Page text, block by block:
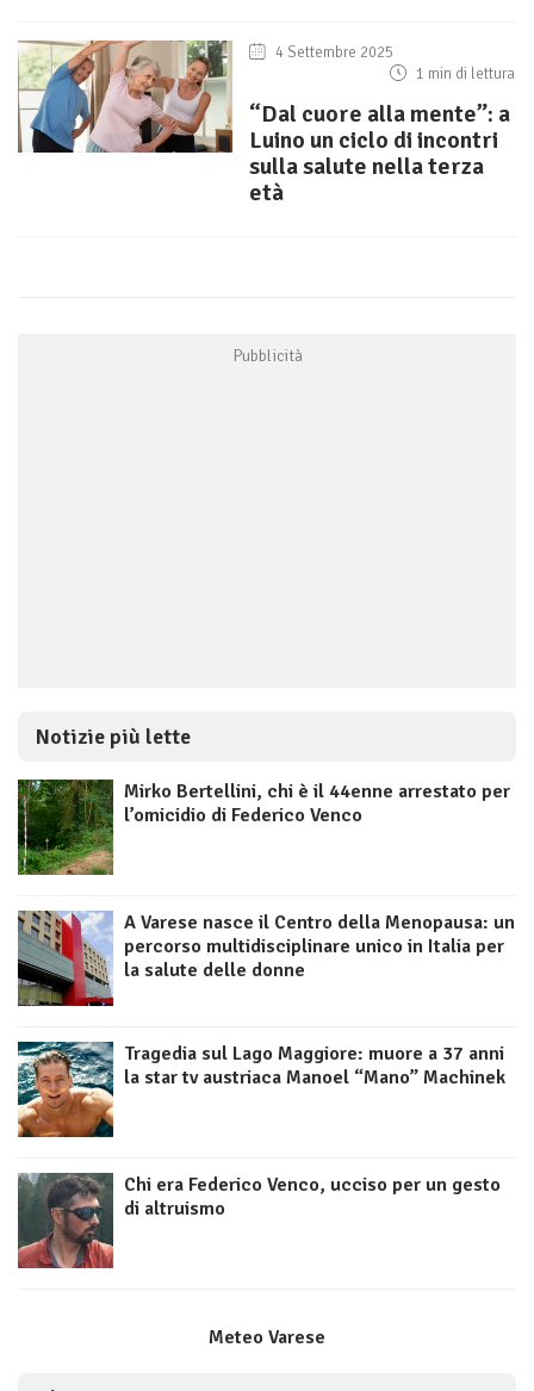
4 Settembre 2025
1 min di lettura
“Dal cuore alla mente”: a
Luino un ciclo di incontri
sulla salute nella terza
età
Notizie più lette
Mirko Bertellini, chi è il 44enne arrestato per
l’omicidio di Federico Venco
A Varese nasce il Centro della Menopausa: un
percorso multidisciplinare unico in Italia per
la salute delle donne
Tragedia sul Lago Maggiore: muore a 37 anni
la star tv austriaca Manoel “Mano” Machinek
Chi era Federico Venco, ucciso per un gesto
di altruismo
Meteo Varese